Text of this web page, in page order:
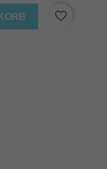
favorite_border